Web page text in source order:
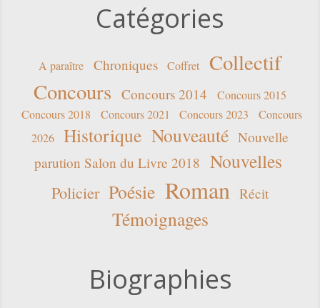
Catégories
A paraître Chroniques Coffret
Collectif
Concours Concours 2014
Concours 2015
Concours 2018
Concours 2021 Concours 2023
Concours
2026
Historique Nouveauté Nouvelle
parution Salon du Livre 2018 Nouvelles
Policier Poésie Roman Récit
Témoignages
Biographies